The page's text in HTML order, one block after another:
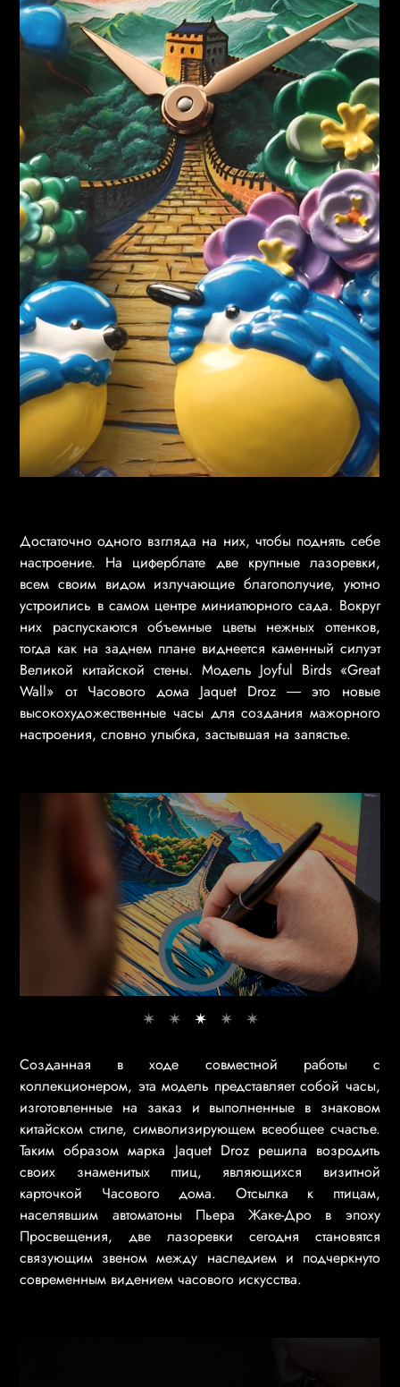
Достаточно одного взгляда на них, чтобы поднять себе
настроение. На циферблате две крупные лазоревки,
всем своим видом излучающие благополучие, уютно
устроились в самом центре миниатюрного сада. Вокруг
них распускаются объемные цветы нежных оттенков,
тогда как на заднем плане виднеется каменный силуэт
Великой китайской стены. Модель Joyful Birds «Great
Wall» от Часового дома Jaquet Droz ― это новые
высокохудожественные часы для создания мажорного
настроения, словно улыбка, застывшая на запястье.
Созданная в ходе совместной работы с
коллекционером, эта модель представляет собой часы,
изготовленные на заказ и выполненные в знаковом
китайском стиле, символизирующем всеобщее счастье.
Таким образом марка Jaquet Droz решила возродить
своих знаменитых птиц, являющихся визитной
карточкой Часового дома. Отсылка к птицам,
населявшим автоматоны Пьера Жаке-Дро в эпоху
Просвещения, две лазоревки сегодня становятся
связующим звеном между наследием и подчеркнуто
современным видением часового искусства.